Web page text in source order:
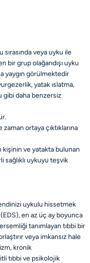
veya uyku ile
bir grup olağandışı uyku
yaygın görülmektedir
yatak ıslatma,
gibi daha benzersiz
ortaya çıktıklarına
ve yatakta bulunan
sağlıklı uykuyu teşvik
uykulu hissetmek
en az üç ay boyunca
tanımlayan tıbbi bir
veya imkansız hale
kronik
tıbbi ve psikolojik